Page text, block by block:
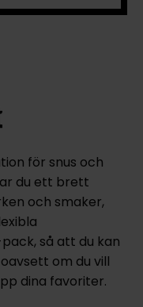
för snus och
du ett brett
och smaker,
så att du kan
om du vill
dina favoriter.